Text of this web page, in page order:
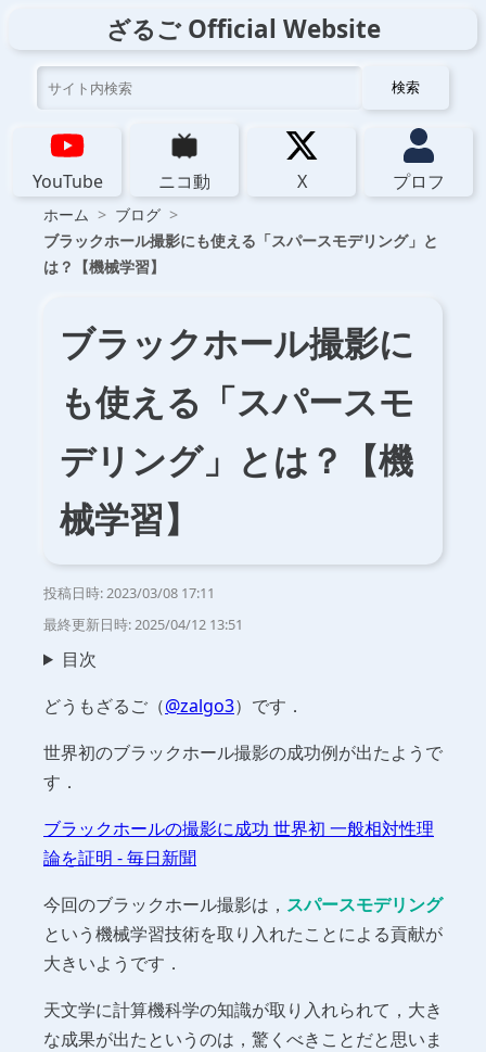
ざるご Official Website
検索
YouTube ニコ動 X プロフ
ホーム
ブログ
ブラックホール撮影にも使える「スパースモデリング」と
は？【機械学習】
ブラックホール撮影に
も使える「スパースモ
デリング」とは？【機
械学習】
投稿日時:2023/03/08 17:11
最終更新日時:2025/04/12 13:51
目次
どうもざるご（@zalgo3）です．
世界初のブラックホール撮影の成功例が出たようで
す．
ブラックホールの撮影に成功 世界初 一般相対性理
論を証明 - 毎日新聞
今回のブラックホール撮影は， スパースモデリング
という機械学習技術を取り入れたことによる貢献が
大きいようです．
天文学に計算機科学の知識が取り入れられて，大き
な成果が出たというのは，驚くべきことだと思いま